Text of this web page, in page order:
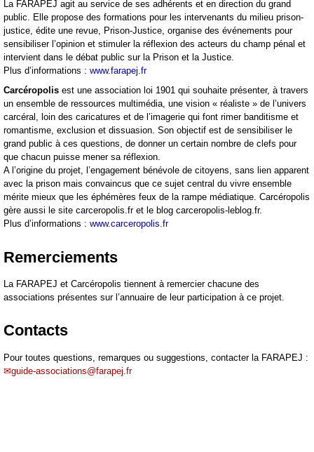
La FARAPEJ agit au service de ses adhérents et en direction du grand
public. Elle propose des formations pour les intervenants du milieu prison-
justice, édite une revue, Prison-Justice, organise des événements pour
sensibiliser l’opinion et stimuler la réflexion des acteurs du champ pénal et
intervient dans le débat public sur la Prison et la Justice.
Plus d’informations : www.farapej.fr
Carcéropolis est une association loi 1901 qui souhaite présenter, à travers
un ensemble de ressources multimédia, une vision « réaliste » de l’univers
carcéral, loin des caricatures et de l’imagerie qui font rimer banditisme et
romantisme, exclusion et dissuasion. Son objectif est de sensibiliser le
grand public à ces questions, de donner un certain nombre de clefs pour
que chacun puisse mener sa réflexion.
A l’origine du projet, l’engagement bénévole de citoyens, sans lien apparent
avec la prison mais convaincus que ce sujet central du vivre ensemble
mérite mieux que les éphémères feux de la rampe médiatique. Carcéropolis
gère aussi le site carceropolis.fr et le blog carceropolis-leblog.fr.
Plus d’informations : www.carceropolis.fr
Remerciements
La FARAPEJ et Carcéropolis tiennent à remercier chacune des
associations présentes sur l’annuaire de leur participation à ce projet.
Contacts
Pour toutes questions, remarques ou suggestions, contacter la FARAPEJ :
guide-associations@farapej.fr